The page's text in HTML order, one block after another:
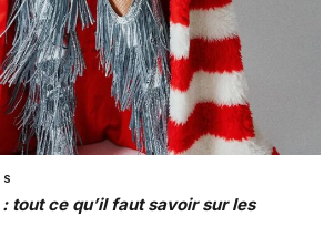
tout ce qu’il faut savoir sur les